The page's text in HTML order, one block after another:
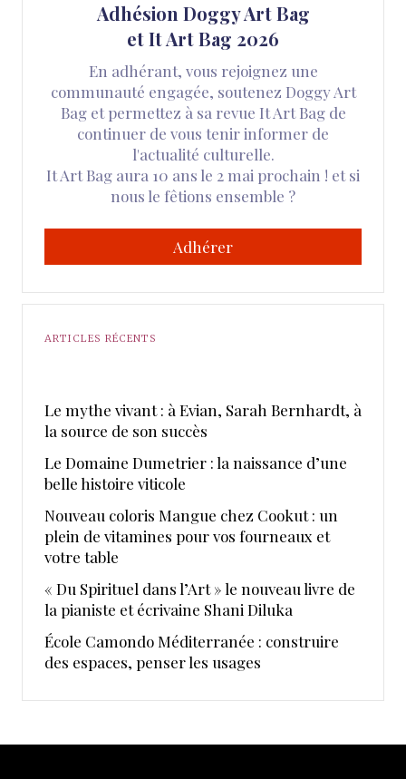
Adhésion Doggy Art Bag
et It Art Bag 2026
En adhérant, vous rejoignez une
communauté engagée, soutenez Doggy Art
Bag et permettez à sa revue It Art Bag de
continuer de vous tenir informer de
l'actualité culturelle.
It Art Bag aura 10 ans le 2 mai prochain ! et si
nous le fêtions ensemble ?
Adhérer
ARTICLES RÉCENTS
Le mythe vivant : à Evian, Sarah Bernhardt, à
la source de son succès
Le Domaine Dumetrier : la naissance d’une
belle histoire viticole
Nouveau coloris Mangue chez Cookut : un
plein de vitamines pour vos fourneaux et
votre table
« Du Spirituel dans l’Art » le nouveau livre de
la pianiste et écrivaine Shani Diluka
École Camondo Méditerranée : construire
des espaces, penser les usages